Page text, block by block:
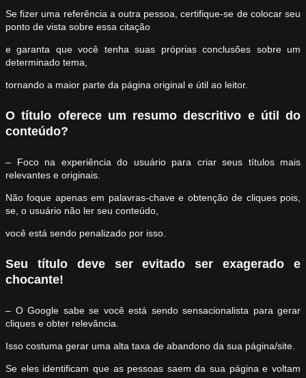
Se fizer uma referência a outra pessoa, certifique-se de colocar seu
ponto de vista sobre essa citação
e garanta que você tenha suas próprias conclusões sobre um
determinado tema,
tornando a maior parte da página original e útil ao leitor.
O título oferece um resumo descritivo e útil do
conteúdo?
– Foco na experiência do usuário para criar seus títulos mais
relevantes e originais.
Não foque apenas em palavras-chave e obtenção de cliques pois,
se, o usuário não ler seu conteúdo,
você está sendo penalizado por isso.
Seu título deve ser evitado ser exagerado e
chocante!
– O Google sabe se você está sendo sensacionalista para gerar
cliques e obter relevância.
Isso costuma gerar uma alta taxa de abandono da sua página/site.
Se eles identificam que as pessoas saem da sua página e voltam